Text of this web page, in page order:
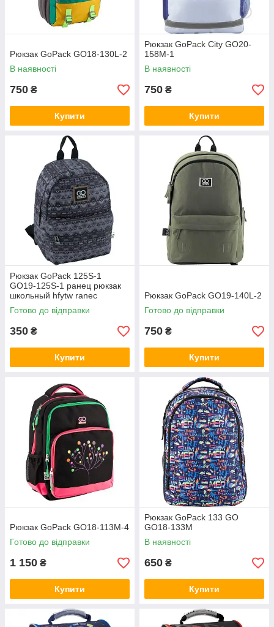
Рюкзак GoPack GO18-130L-2
В наявності
750 ₴
Купити
Рюкзак GoPack Сity GO20-
158M-1
В наявності
750 ₴
Купити
Рюкзак GoPack 125S-1
GO19-125S-1 ранец рюкзак
школьный hfytw ranec
Готово до відправки
350 ₴
Купити
Рюкзак GoPack GO19-140L-2
Готово до відправки
750 ₴
Купити
Рюкзак GoPack GO18-113M-4
Готово до відправки
1 150 ₴
Купити
Рюкзак GoPack 133 GО
GO18-133M
В наявності
650 ₴
Купити